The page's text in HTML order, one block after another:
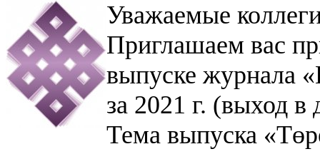
Уважаемые
Приглашаем вас
выпуске журнала
за 2021 г. (выход в
Тема выпуска